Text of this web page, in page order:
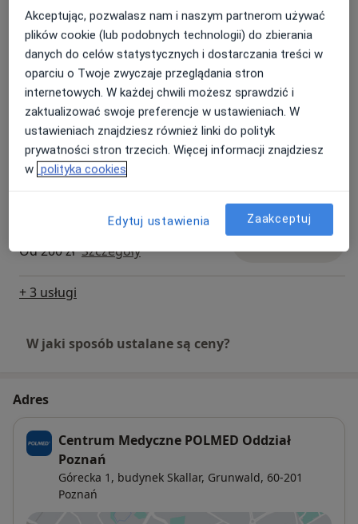
Badanie w celu wydania orzeczenia
lekarskiego do prawa jazdy
Od 200 zł Szczegóły
Umów wizytę
Konsultacja internistyczna
220 zł Szczegóły Umów wizytę
Orzeczenie do celów sanitarno-
epidemiologicznych
Badania kierowców
Od 200 zł Szczegóły
+ 3 usługi
W jaki sposób ustalane są ceny?
Adres
Centrum Medyczne POLMED Oddział
Poznań
Górecka 1, budynek Skallar, Grunwald, 60-201
Poznań
Akceptując, pozwalasz nam i naszym partnerom używać
plików cookie (lub podobnych technologii) do zbierania
danych do celów statystycznych i dostarczania treści w
oparciu o Twoje zwyczaje przeglądania stron
internetowych. W każdej chwili możesz sprawdzić i
zaktualizować swoje preferencje w ustawieniach. W
ustawieniach znajdziesz również linki do polityk
prywatności stron trzecich. Więcej informacji znajdziesz
w polityka cookies
Edytuj ustawienia Zaakceptuj